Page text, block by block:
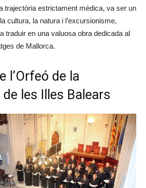
trajectòria estrictament mèdica, va ser un
cultura, la natura i l’excursionisme,
traduir en una valuosa obra dedicada al
de Mallorca.
l’Orfeó de la
les Illes Balears